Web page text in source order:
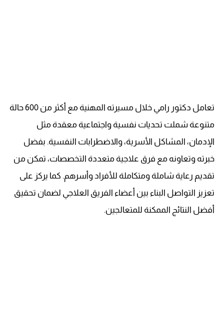
تعامل دكتور رامي خلال مسيرته المهنية مع أكثر من 600 حالة
متنوعة شملت تحديات نفسية واجتماعية معقدة مثل
الإدمان، المشاكل الأسرية، والاضطرابات النفسية. بفضل
خبرته وتعاونه مع فرق علاجية متعددة التخصصات، تمكن من
تقديم رعاية شاملة ومتكاملة للأفراد وأسرهم. كما يركز على
تعزيز التواصل البناء بين أعضاء الفريق العلاجي لضمان تحقيق
أفضل النتائج الممكنة للمتعالجين.